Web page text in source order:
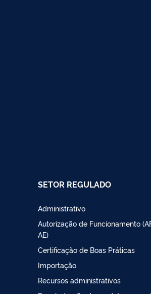
SETOR REGULADO
Administrativo
Autorização de Funcionamento
AE)
Certificação de Boas Práticas
Importação
Recursos administrativos